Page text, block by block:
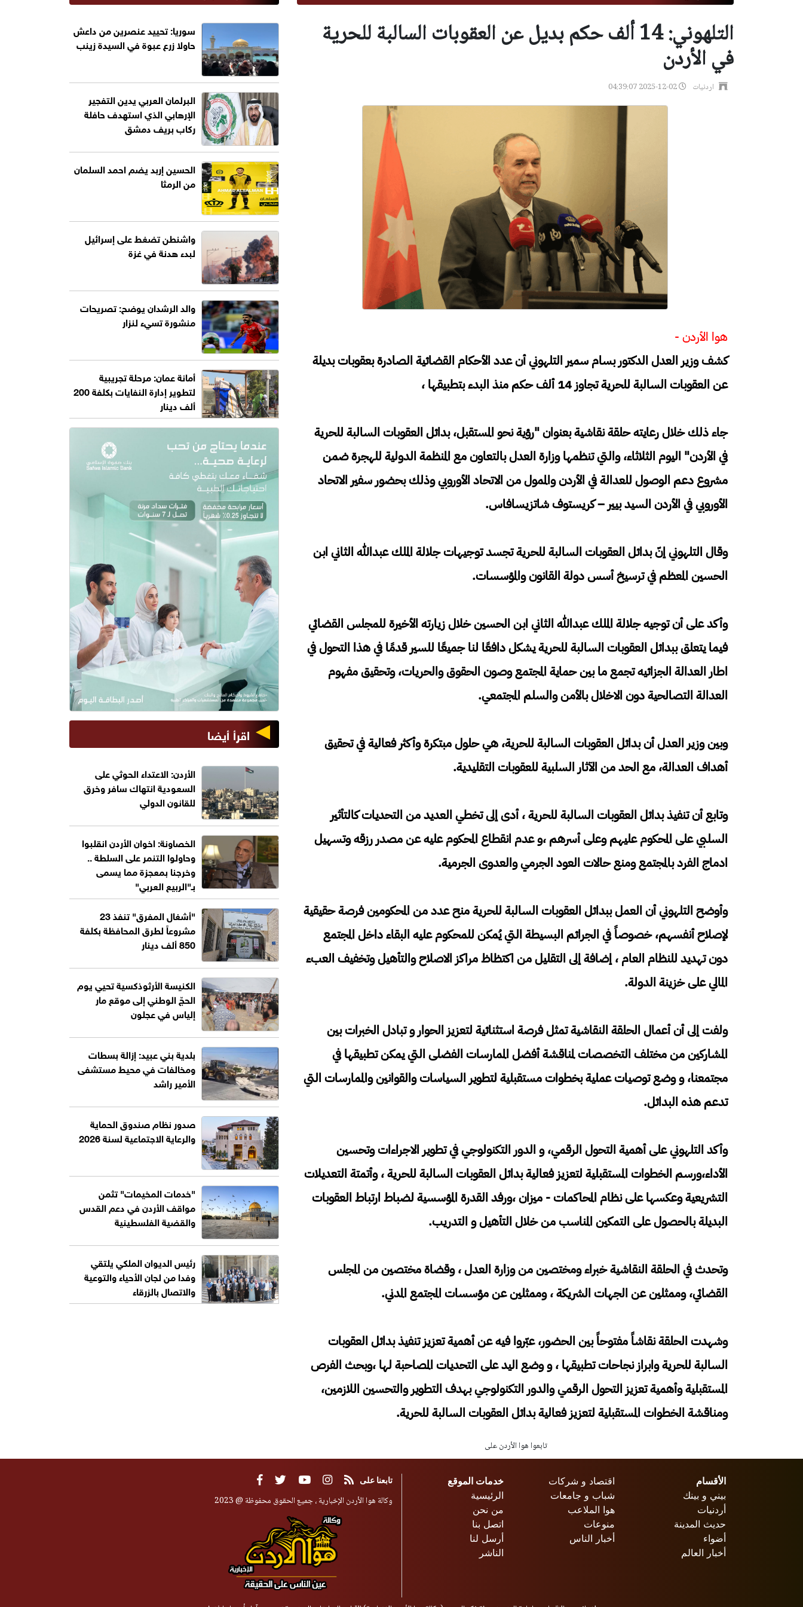
التلهوني: 14 ألف حكم بديل عن العقوبات السالبة للحرية
في الأردن
اردنيات 2025-12-02 04:39:07
هوا الأردن -
كشف وزير العدل الدكتور بسام سمير التلهوني أن عدد الأحكام القضائية الصادرة بعقوبات بديلة
عن العقوبات السالبة للحرية تجاوز 14 ألف حكم منذ البدء بتطبيقها ،
جاء ذلك خلال رعايته حلقة نقاشية بعنوان "رؤية نحو المستقبل، بدائل العقوبات السالبة للحرية
في الأردن" اليوم الثلاثاء، والتي تنظمها وزارة العدل بالتعاون مع المنظمة الدولية للهجرة ضمن
مشروع دعم الوصول للعدالة في الأردن والممول من الاتحاد الأوروبي وذلك بحضور سفير الاتحاد
الأوروبي في الأردن السيد بيير – كريستوف شاتزيسافاس.
وقال التلهوني إنّ بدائل العقوبات السالبة للحرية تجسد توجيهات جلالة الملك عبدالله الثاني ابن
الحسين المعظم في ترسيخ أسس دولة القانون والمؤسسات.
وأكد على أن توجيه جلالة الملك عبدالله الثاني ابن الحسين خلال زيارته الأخيرة للمجلس القضائي
فيما يتعلق ببدائل العقوبات السالبة للحرية يشكل دافعًا لنا جميعًا للسير قدمًا في هذا التحول في
اطار العدالة الجزائيه تجمع ما بين حماية المجتمع وصون الحقوق والحريات، وتحقيق مفهوم
العدالة التصالحية دون الاخلال بالأمن والسلم المجتمعي.
وبين وزير العدل أن بدائل العقوبات السالبة للحرية، هي حلول مبتكرة وأكثر فعالية في تحقيق
أهداف العدالة، مع الحد من الآثار السلبية للعقوبات التقليدية.
وتابع أن تنفيذ بدائل العقوبات السالبة للحرية ، أدى إلى تخطي العديد من التحديات كالتأثير
السلبي على المحكوم عليهم وعلى أسرهم ،و عدم انقطاع المحكوم عليه عن مصدر رزقه وتسهيل
ادماج الفرد بالمجتمع ومنع حالات العود الجرمي والعدوى الجرمية.
وأوضح التلهوني أن العمل ببدائل العقوبات السالبة للحرية منح عدد من المحكومين فرصة حقيقية
لإصلاح أنفسهم، خصوصاً في الجرائم البسيطة التي يُمكن للمحكوم عليه البقاء داخل المجتمع
دون تهديد للنظام العام ، إضافة إلى التقليل من اكتظاظ مراكز الاصلاح والتأهيل وتخفيف العبء
المالي على خزينة الدولة.
ولفت إلى أن أعمال الحلقة النقاشية تمثل فرصة استثنائية لتعزيز الحوار و تبادل الخبرات بين
المشاركين من مختلف التخصصات لمناقشة أفضل الممارسات الفضلى التي يمكن تطبيقها في
مجتمعنا، و وضع توصيات عملية بخطوات مستقبلية لتطوير السياسات والقوانين والممارسات التي
تدعم هذه البدائل.
وأكد التلهوني على أهمية التحول الرقمي، و الدور التكنولوجي في تطوير الاجراءات وتحسين
الأداء،ورسم الخطوات المستقبلية لتعزيز فعالية بدائل العقوبات السالبة للحرية ، وأتمتة التعديلات
التشريعية وعكسها على نظام المحاكمات - ميزان ،ورفد القدرة المؤسسية لضباط ارتباط العقوبات
البديلة بالحصول على التمكين المناسب من خلال التأهيل و التدريب.
وتحدث في الحلقة النقاشية خبراء ومختصين من وزارة العدل ، وقضاة مختصين من المجلس
القضائي، وممثلين عن الجهات الشريكة ، وممثلين عن مؤسسات المجتمع المدني.
وشهدت الحلقة نقاشاً مفتوحاً بين الحضور، عبّروا فيه عن أهمية تعزيز تنفيذ بدائل العقوبات
السالبة للحرية وابراز نجاحات تطبيقها ، و وضع اليد على التحديات المصاحبة لها ،وبحث الفرص
المستقبلية وأهمية تعزيز التحول الرقمي والدور التكنولوجي بهدف التطوير والتحسين اللازمين،
ومناقشة الخطوات المستقبلية لتعزيز فعالية بدائل العقوبات السالبة للحرية.
تابعوا هوا الأردن على
سوريا: تحييد عنصرين من داعش
حاولا زرع عبوة في السيدة زينب
البرلمان العربي يدين التفجير
الإرهابي الذي استهدف حافلة
ركاب بريف دمشق
الحسين إربد يضم احمد السلمان
من الرمثا
واشنطن تضغط على إسرائيل
لبدء هدنة في غزة
والد الرشدان يوضح: تصريحات
منشورة تسيء لنزار
أمانة عمان: مرحلة تجريبية
لتطوير إدارة النفايات بكلفة 200
ألف دينار
اقرأ أيضا
الأردن: الاعتداء الحوثي على
السعودية انتهاك سافر وخرق
للقانون الدولي
الخصاونة: اخوان الأردن انقلبوا
وحاولوا التنمر على السلطة ..
وخرجنا بمعجزة مما يسمى
بـ"الربيع العربي"
"أشغال المفرق" تنفذ 23
مشروعاً لطرق المحافظة بكلفة
850 ألف دينار
الكنيسة الأرثوذكسية تحيي يوم
الحجّ الوطني إلى موقع مار
إلياس في عجلون
بلدية بني عبيد: إزالة بسطات
ومخالفات في محيط مستشفى
الأمير راشد
صدور نظام صندوق الحماية
والرعاية الاجتماعية لسنة 2026
"خدمات المخيمات" تثمن
مواقف الأردن في دعم القدس
والقضية الفلسطينية
رئيس الديوان الملكي يلتقي
وفدا من لجان الأحياء والتوعية
والاتصال بالزرقاء
الأقسام
بيني و بينك
أردنيات
حديث المدينة
أضواء
أخبار العالم
اقتصاد و شركات
شباب و جامعات
هوا الملاعب
منوعات
أخبار الناس
خدمات الموقع
الرئيسية
من نحن
اتصل بنا
أرسل لنا
الناشر
تابعنا على
وكالة هوا الأردن الإخبارية ، جميع الحقوق محفوظة @ 2023